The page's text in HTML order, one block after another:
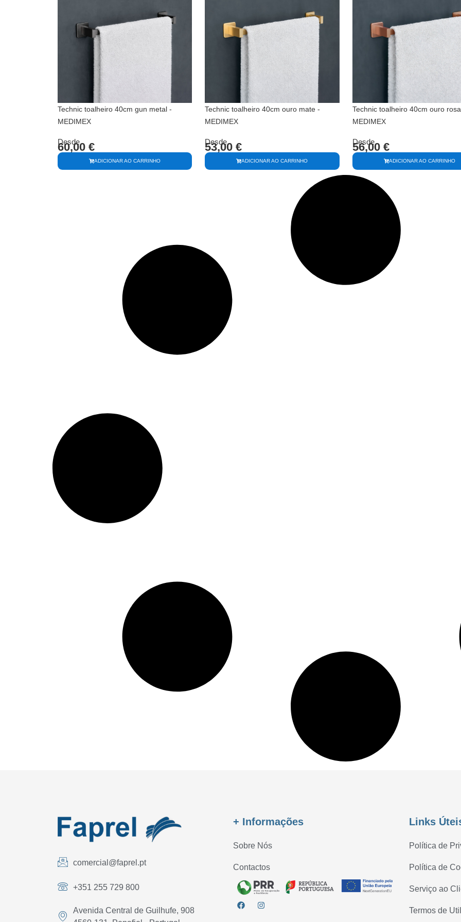
Technic toalheiro 40cm gun metal -
MEDIMEX
ADICIONAR AO CARRINHO
Desde
60,00 €
Technic toalheiro 40cm ouro mate -
MEDIMEX
ADICIONAR AO CARRINHO
Desde
53,00€
Technic toalheiro 40cm ouro
MEDIMEX
ADICIONAR AO CARRINHO
Desde
56,00 €
comercial@faprel.pt
+351 255 729 800
Avenida Central de Guilhufe, 908
+ Informações
Sobre Nós
Contactos
Links
Política de
Política de
Serviço ao
Termos de